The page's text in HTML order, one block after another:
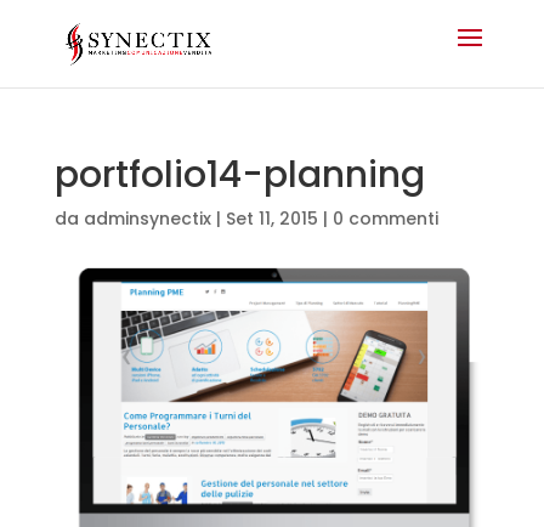
portfolio14-planning
da adminsynectix| Set 11, 2015 | 0 commenti